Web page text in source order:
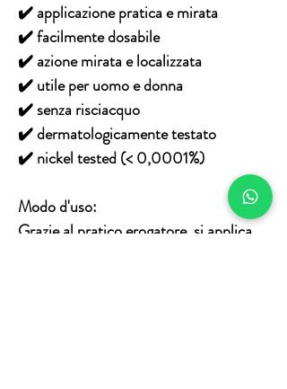
✔️ applicazione pratica e mirata
✔️ facilmente dosabile
✔️ azione mirata e localizzata
✔️ utile per uomo e donna
✔️ senza risciacquo
✔️ dermatologicamente testato
✔️ nickel tested (< 0,0001%)
Modo d'uso:
Grazie al pratico erogatore, si applica